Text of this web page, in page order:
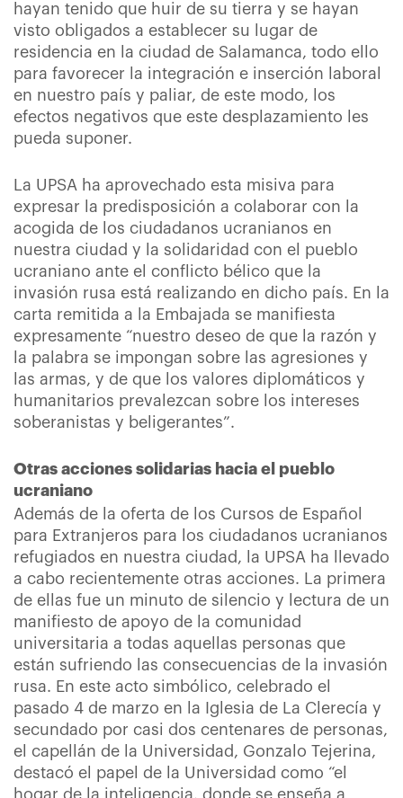
hayan tenido que huir de su tierra y se hayan
visto obligados a establecer su lugar de
residencia en la ciudad de Salamanca, todo ello
para favorecer la integración e inserción laboral
en nuestro país y paliar, de este modo, los
efectos negativos que este desplazamiento les
pueda suponer.
La UPSA ha aprovechado esta misiva para
expresar la predisposición a colaborar con la
acogida de los ciudadanos ucranianos en
nuestra ciudad y la solidaridad con el pueblo
ucraniano ante el conflicto bélico que la
invasión rusa está realizando en dicho país. En la
carta remitida a la Embajada se manifiesta
expresamente “nuestro deseo de que la razón y
la palabra se impongan sobre las agresiones y
las armas, y de que los valores diplomáticos y
humanitarios prevalezcan sobre los intereses
soberanistas y beligerantes”.
Otras acciones solidarias hacia el pueblo
ucraniano
Además de la oferta de los Cursos de Español
para Extranjeros para los ciudadanos ucranianos
refugiados en nuestra ciudad, la UPSA ha llevado
a cabo recientemente otras acciones. La primera
de ellas fue un minuto de silencio y lectura de un
manifiesto de apoyo de la comunidad
universitaria a todas aquellas personas que
están sufriendo las consecuencias de la invasión
rusa. En este acto simbólico, celebrado el
pasado 4 de marzo en la Iglesia de La Clerecía y
secundado por casi dos centenares de personas,
el capellán de la Universidad, Gonzalo Tejerina,
destacó el papel de la Universidad como “el
hogar de la inteligencia, donde se enseña a